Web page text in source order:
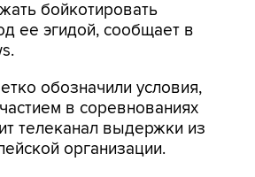
бойкотировать
ее эгидой, сообщает в
обозначили условия,
в соревнованиях
телеканал выдержки из
организации.